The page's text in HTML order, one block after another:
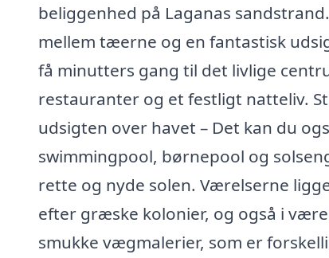
beliggenhed på Laganas
mellem tæerne og en fantastisk
få minutters gang til det livlige
restauranter og et festligt natteliv.
udsigten over havet – Det kan du
swimmingpool, børnepool og
rette og nyde solen. Værelserne
efter græske kolonier, og også i
smukke vægmalerier, som er